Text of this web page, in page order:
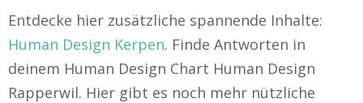
Entdecke hier zusätzliche spannende Inhalte:
Human Design Kerpen. Finde Antworten in
deinem Human Design Chart Human Design
Rapperwil. Hier gibt es noch mehr nützliche